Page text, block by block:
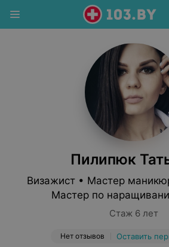
Пилипюк
Визажист • Мастер
Мастер по
Стаж 6 лет
Нет отзывов Оставить